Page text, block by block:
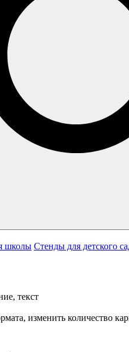
школы Стенды для детского
текст
изменить количество